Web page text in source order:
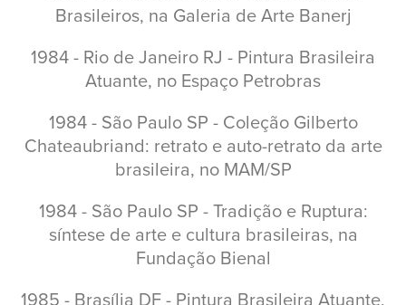
Brasileiros, na Galeria de Arte Banerj
1984 - Rio de Janeiro RJ - Pintura Brasileira
Atuante, no Espaço Petrobras
1984 - São Paulo SP - Coleção Gilberto
Chateaubriand: retrato e auto-retrato da arte
brasileira, no MAM/SP
1984 - São Paulo SP - Tradição e Ruptura:
síntese de arte e cultura brasileiras, na
Fundação Bienal
1985 - Brasília DF - Pintura Brasileira Atuante,